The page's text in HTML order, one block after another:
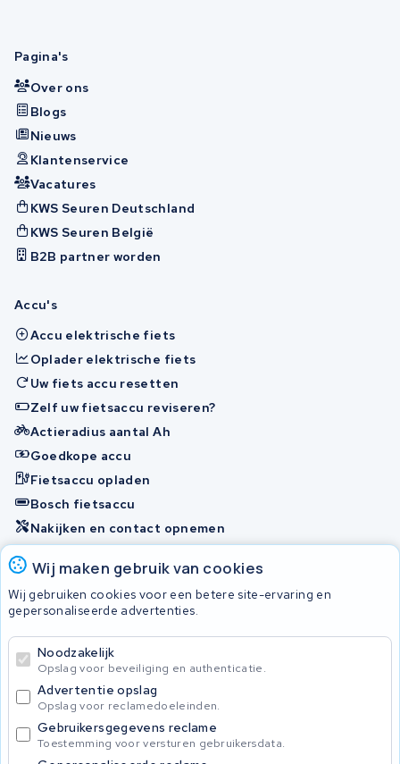
Wij maken gebruik van cookies
Wij gebruiken cookies voor een betere site-ervaring en
gepersonaliseerde advertenties.
Noodzakelijk
Opslag voor beveiliging en authenticatie.
Advertentie opslag
Opslag voor reclamedoeleinden.
Gebruikersgegevens reclame
Toestemming voor versturen gebruikersdata.
Pagina's
Over ons
Blogs
Nieuws
Klantenservice
Vacatures
KWS Seuren Deutschland
KWS Seuren België
B2B partner worden
Accu's
Accu elektrische fiets
Oplader elektrische fiets
Uw fiets accu resetten
Zelf uw fietsaccu reviseren?
Actieradius aantal Ah
Goedkope accu
Fietsaccu opladen
Bosch fietsaccu
Nakijken en contact opnemen
Privacybeleid